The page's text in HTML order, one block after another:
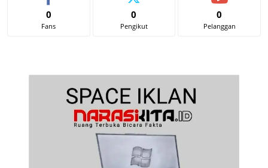
0
Fans
0
Pengikut
0
Pelanggan